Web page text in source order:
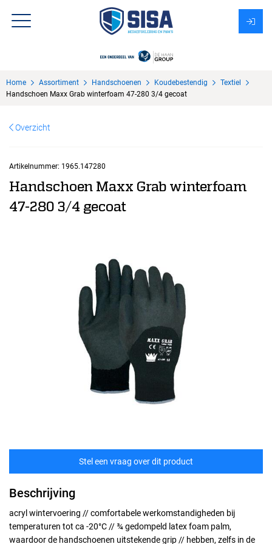
Over Sisa
Home Assortiment Handschoenen Koudebestendig
Textiel
Handschoen Maxx Grab winterfoam 47-280 3/4 gecoat
Overzicht
Artikelnummer: 1965.147280
Handschoen Maxx Grab winterfoam
47-280 3/4 gecoat
Stel een vraag over dit product
Beschrijving
acryl wintervoering // comfortabele werkomstandigheden bij
temperaturen tot ca -20°C // ¾ gedompeld latex foam palm,
waardoor de handschoenen uitstekende grip // hebben, zelfs in de